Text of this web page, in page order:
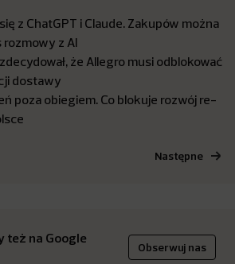
z ChatGPT i Claude. Zakupów można
z AI
że Allegro musi odblokować
dostawy
poza obiegiem. Co blokuje rozwój re-
Następne
też na Google
Obserwuj nas